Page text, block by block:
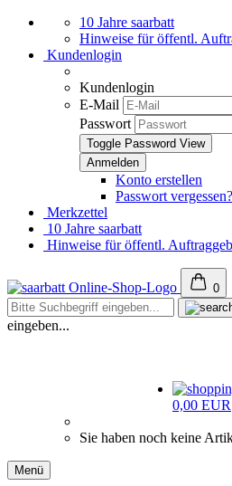
10 Jahre saarbatt
Hinweise für öffentl.
Kundenlogin
Kundenlogin
E-Mail
Passwort
Toggle Password View
Konto erstellen
Passwort vergessen?
Merkzettel
10 Jahre saarbatt
Hinweise für öffentl.
0
eingeben...
0,00 EUR
Sie haben noch keine
Menü